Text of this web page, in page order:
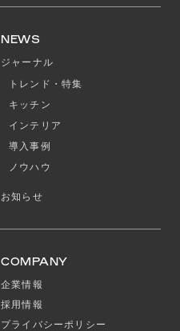
NEWS
ジャーナル
トレンド・特集
キッチン
インテリア
導入事例
ノウハウ
お知らせ
COMPANY
企業情報
採用情報
プライバシーポリシー